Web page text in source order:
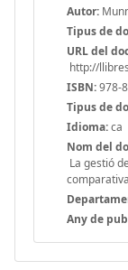
Autor:
Tipus de
URL del
http://
ISBN:978-
Tipus de
Idioma:ca
Nom del
La gestió
Any de